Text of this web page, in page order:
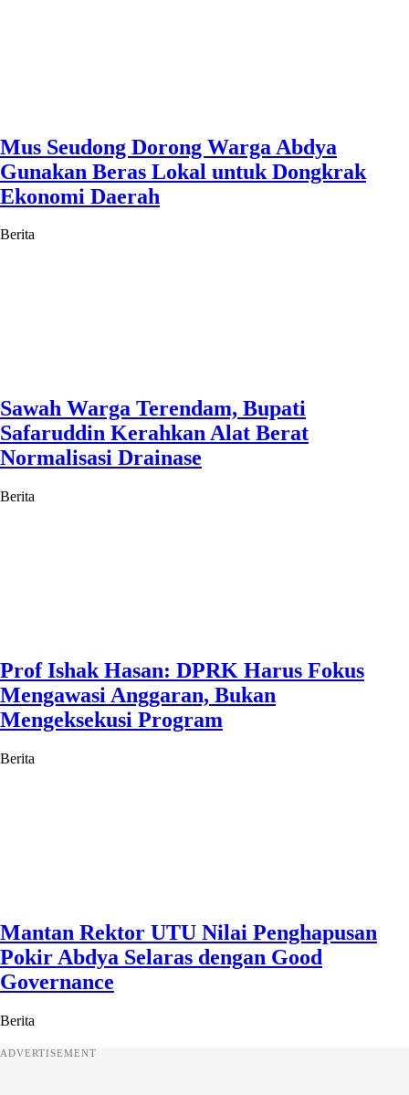
Mus Seudong Dorong Warga Abdya
Gunakan Beras Lokal untuk Dongkrak
Ekonomi Daerah
Berita
Sawah Warga Terendam, Bupati
Safaruddin Kerahkan Alat Berat
Normalisasi Drainase
Berita
Prof Ishak Hasan: DPRK Harus Fokus
Mengawasi Anggaran, Bukan
Mengeksekusi Program
Berita
Mantan Rektor UTU Nilai Penghapusan
Pokir Abdya Selaras dengan Good
Governance
Berita
ADVERTISEMENT